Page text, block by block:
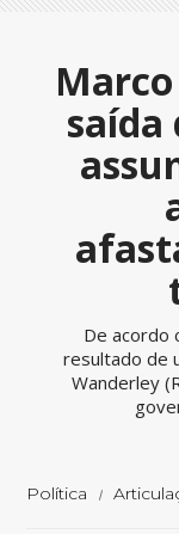
saída
De acordo
resultado de
Wanderley
Política